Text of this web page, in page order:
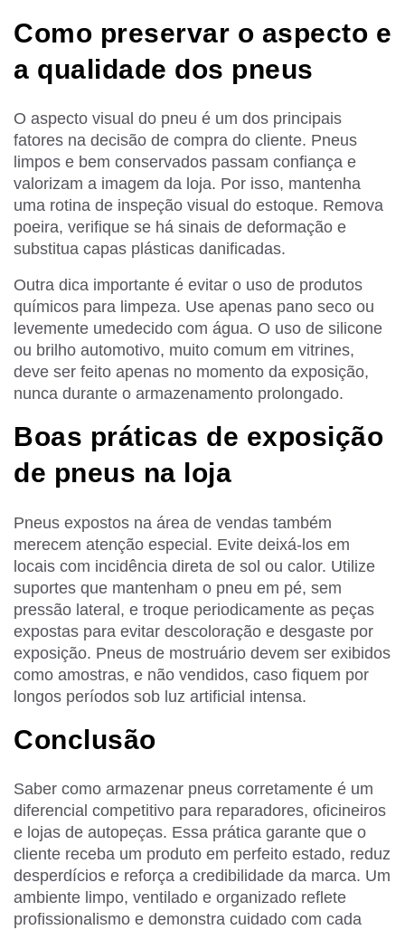
Como preservar o aspecto e
a qualidade dos pneus
O aspecto visual do pneu é um dos principais
fatores na decisão de compra do cliente. Pneus
limpos e bem conservados passam confiança e
valorizam a imagem da loja. Por isso, mantenha
uma rotina de inspeção visual do estoque. Remova
poeira, verifique se há sinais de deformação e
substitua capas plásticas danificadas.
Outra dica importante é evitar o uso de produtos
químicos para limpeza. Use apenas pano seco ou
levemente umedecido com água. O uso de silicone
ou brilho automotivo, muito comum em vitrines,
deve ser feito apenas no momento da exposição,
nunca durante o armazenamento prolongado.
Boas práticas de exposição
de pneus na loja
Pneus expostos na área de vendas também
merecem atenção especial. Evite deixá-los em
locais com incidência direta de sol ou calor. Utilize
suportes que mantenham o pneu em pé, sem
pressão lateral, e troque periodicamente as peças
expostas para evitar descoloração e desgaste por
exposição. Pneus de mostruário devem ser exibidos
como amostras, e não vendidos, caso fiquem por
longos períodos sob luz artificial intensa.
Conclusão
Saber como armazenar pneus corretamente é um
diferencial competitivo para reparadores, oficineiros
e lojas de autopeças. Essa prática garante que o
cliente receba um produto em perfeito estado, reduz
desperdícios e reforça a credibilidade da marca. Um
ambiente limpo, ventilado e organizado reflete
profissionalismo e demonstra cuidado com cada